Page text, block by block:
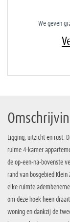
We geven
Ligging, uitzicht en rust.
ruime 4-kamer
de op-een-na-bovenste
rand van bosgebied
elke ruimte
om deze hoek heen
woning en dankzij de